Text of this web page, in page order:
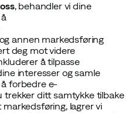
, behandler vi dine
annen markedsføring
deg mot videre
å tilpasse
interesser og samle
forbedre e-
trekker ditt samtykke tilbake
lagrer vi